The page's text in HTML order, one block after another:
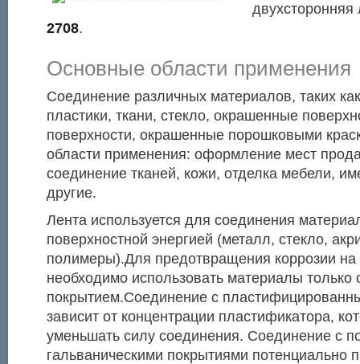
2708.
Основные области применения
Соединение различных материалов, таких
пластики, ткани, стекло, окрашенные
поверхности, окрашенные порошковыми
области применения: оформление мест
соединение тканей, кожи, отделка мебели,
другие.
Лента используется для соединения
поверхностной энергией (металл, стекло,
полимеры).Для предотвращения коррозии
необходимо использовать материалы только
покрытием.Соединение с
зависит от концентрации пластификатора,
уменьшать силу соединения. Соединение с
гальваническими покрытиями потенциально